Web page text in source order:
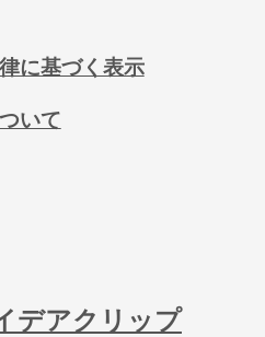
に基づく表示
いて
デアクリップ